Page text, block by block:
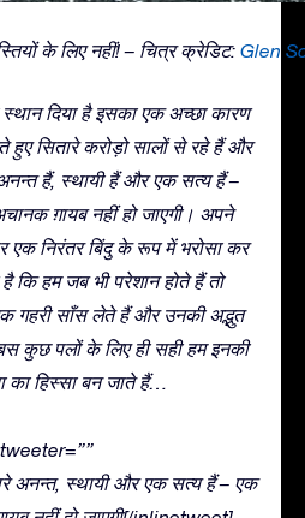
के लिए नहीं! – चित्र क्रेडिट: Glen
दिया है इसका एक अच्छा कारण
सितारे करोड़ो सालों से रहे हैं और
हैं, स्थायी हैं और एक सत्य हैं –
ग़ायब नहीं हो जाएगी। अपने
एक निरंतर बिंदु के रूप में भरोसा कर
कि हम जब भी परेशान होते हैं तो
गहरी साँस लेते हैं और उनकी अद्भुत
कुछ पलों के लिए ही सही हम इनकी
का हिस्सा बन जाते हैं…
अनन्त, स्थायी और एक सत्य हैं – एक